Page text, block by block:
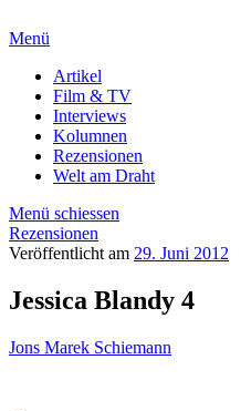
Menü
Artikel
Film & TV
Interviews
Kolumnen
Rezensionen
Welt am Draht
Menü schiessen
Rezensionen
Veröffentlicht am 29. Juni 2012
Jessica Blandy 4
Jons Marek Schiemann